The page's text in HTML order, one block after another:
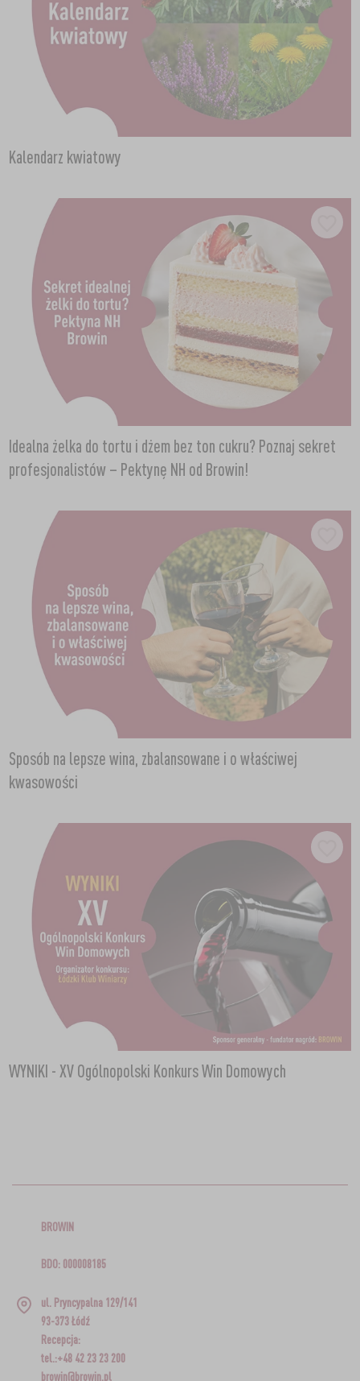
Kalendarz kwiatowy
Idealna żelka do tortu i dżem bez ton cukru? Poznaj sekret
profesjonalistów – Pektynę NH od Browin!
Sposób na lepsze wina, zbalansowane i o właściwej
kwasowości
WYNIKI - XV Ogólnopolski Konkurs Win Domowych
BROWIN
BDO: 000008185
ul. Pryncypalna 129/141
93-373 Łódź
Recepcja:
tel.:+48 42 23 23 200
browin@browin.pl